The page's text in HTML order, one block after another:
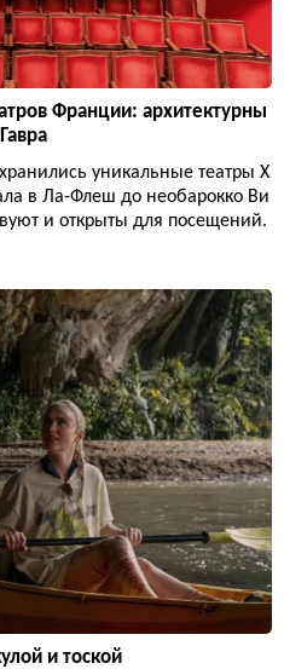
Франции: архитектурны
уникальные театры X
в Ла-Флеш до необарокко Ви
и открыты для посещений.
и тоской